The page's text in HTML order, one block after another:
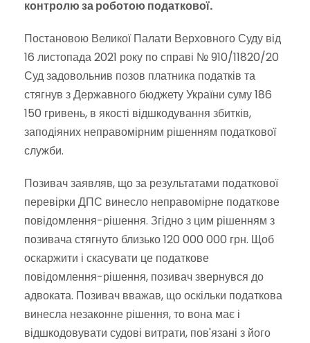
контролю за роботою податкової.
Постановою Великої Палати Верховного Суду від
16 листопада 2021 року по справі № 910/11820/20
Суд задовольнив позов платника податків та
стягнув з Державного бюджету України суму 186
150 гривень, в якості відшкодування збитків,
заподіяних неправомірним рішенням податкової
служби.
Позивач заявляв, що за результатами податкової
перевірки ДПС винесло неправомірне податкове
повідомлення-рішення. Згідно з цим рішенням з
позивача стягнуто близько 120 000 000 грн. Щоб
оскаржити і скасувати це податкове
повідомлення-рішення, позивач звернувся до
адвоката. Позивач вважав, що оскільки податкова
винесла незаконне рішення, то вона має і
відшкодовувати судові витрати, пов'язані з його